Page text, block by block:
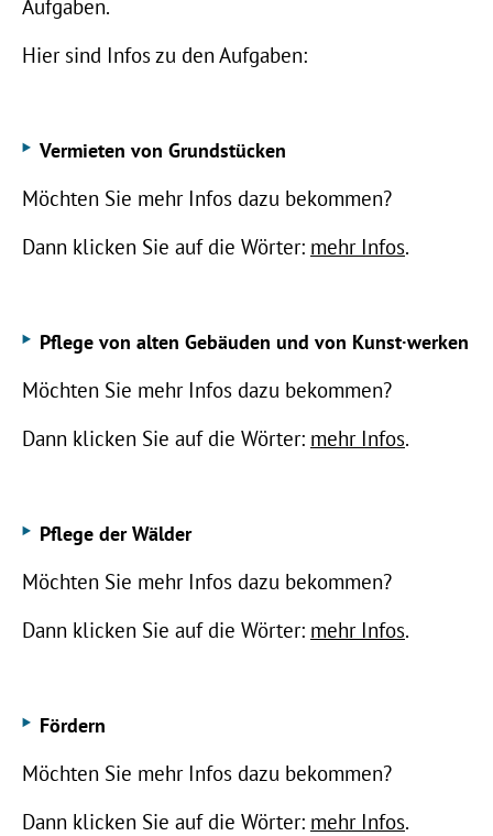
Aufgaben.
Hier sind Infos zu den Aufgaben:
Vermieten von Grundstücken
Möchten Sie mehr Infos dazu bekommen?
Dann klicken Sie auf die Wörter: mehr Infos.
Pflege von alten Gebäuden und von Kunst·werken
Möchten Sie mehr Infos dazu bekommen?
Dann klicken Sie auf die Wörter: mehr Infos.
Pflege der Wälder
Möchten Sie mehr Infos dazu bekommen?
Dann klicken Sie auf die Wörter: mehr Infos.
Fördern
Möchten Sie mehr Infos dazu bekommen?
Dann klicken Sie auf die Wörter: mehr Infos.